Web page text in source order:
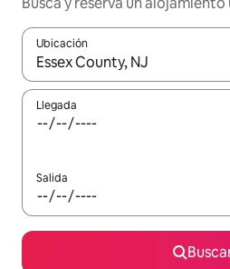
Ubicación
Cuando los resultados estén
Llegada
Salida